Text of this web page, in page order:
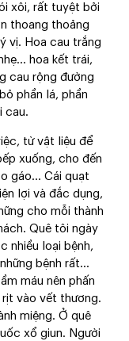
xôi, rất tuyệt bởi
thoang thoảng
vị. Hoa cau trắng
hoa kết trái,
cau rộng đường
phần lá, phần
cau.
từ vật liệu để
xuống, cho đến
gáo… Cái quạt
lợi và đắc dụng,
cho mỗi thành
Quê tôi ngày
nhiều loại bệnh,
bệnh rất…
máu nên phấn
vào vết thương.
miệng. Ở quê
xổ giun. Người